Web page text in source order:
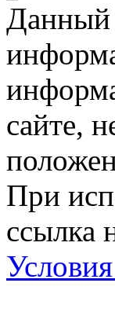
Данный
сайте,
При
ссылка